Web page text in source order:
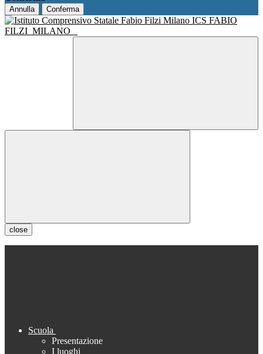
Annulla Conferma
ICS FABIO
FILZI MILANO
close
Scuola
Presentazione
I luoghi